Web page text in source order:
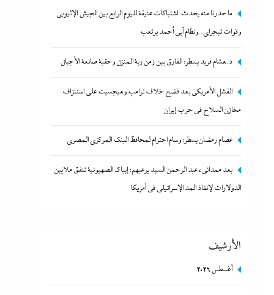
عصام رمضان يسطر: وسام احترام لمحافظ البنك المركزى
المصري
ما حذرنا منه يحدث: اشتباكات عنيفة لليوم الرابع بين
ما حذرنا منه يحدث: اشتباكات عنيفة لليوم الرابع بين الجيش الإثيوبي
وقوات تيجراي..ونظام آبي أحمد يرتعب
د.هشام فريد يسطر: الفارق بين زمن ربة المنزل وحقبة صانعة الأجيال
الفشل الأمريكي بعد فضح خلاف ترامب وهيجسيت على استنزاف
مخازن السلاح في حرب إيران
عصام رمضان يسطر: وسام احترام لمحافظ البنك المركزى المصري
بعد ممدانى، عبد الرحمن السيد يرعبهم: إيباك الصهيونية تنفق ملايين
الدولارات لإنقاذ المد الإسرائيلي في أمريكا
الأرشيف
أغسطس 2026